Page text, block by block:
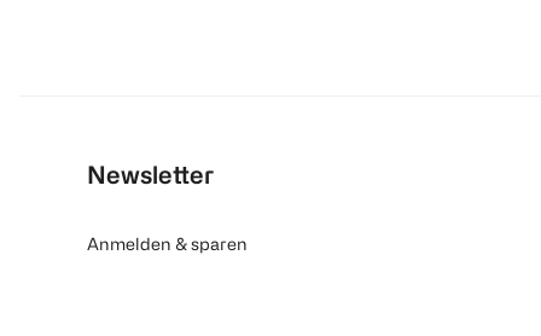
Newsletter
Anmelden & sparen